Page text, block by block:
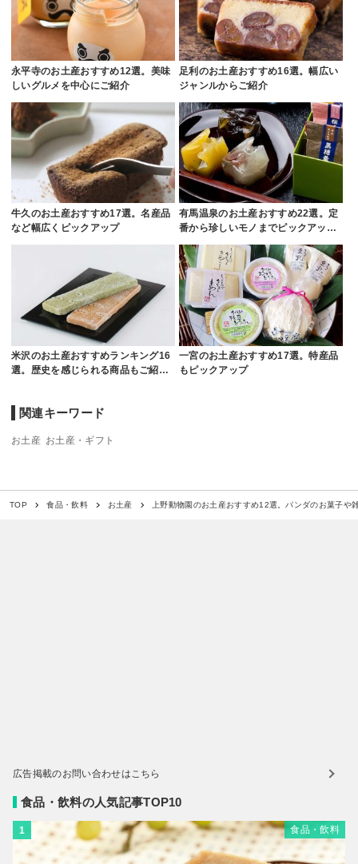
永平寺のお土産おすすめ12選。美味
しいグルメを中心にご紹介
足利のお土産おすすめ16選。幅広い
ジャンルからご紹介
牛久のお土産おすすめ17選。名産品
など幅広くピックアップ
有馬温泉のお土産おすすめ22選。定
番から珍しいモノまでピックアッ…
米沢のお土産おすすめランキング16
選。歴史を感じられる商品もご紹…
一宮のお土産おすすめ17選。特産品
もピックアップ
関連キーワード
お土産 お土産・ギフト
TOP 食品・飲料 お土産 上野動物園のお土産おすすめ12選。パンダのお菓子や
広告掲載のお問い合わせはこちら
食品・飲料の人気記事TOP10
1 食品・飲料